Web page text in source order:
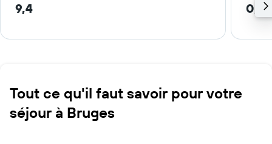
9,4 0,6
Tout ce qu'il faut savoir pour votre
séjour à Bruges